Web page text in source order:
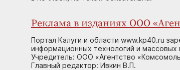
Реклама в изданиях ООО
Портал Калуги и области www.kp40.ru
информационных технологий и
Учредитель: ООО «Агентство
Главный редактор: Ивкин В.П.